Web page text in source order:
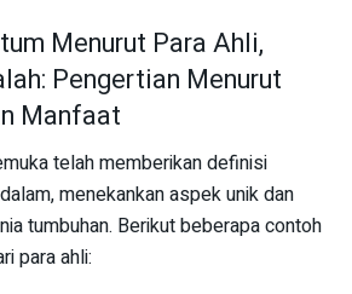
Menurut Para Ahli,
Pengertian Menurut
Manfaat
telah memberikan definisi
menekankan aspek unik dan
tumbuhan. Berikut beberapa contoh
para ahli: